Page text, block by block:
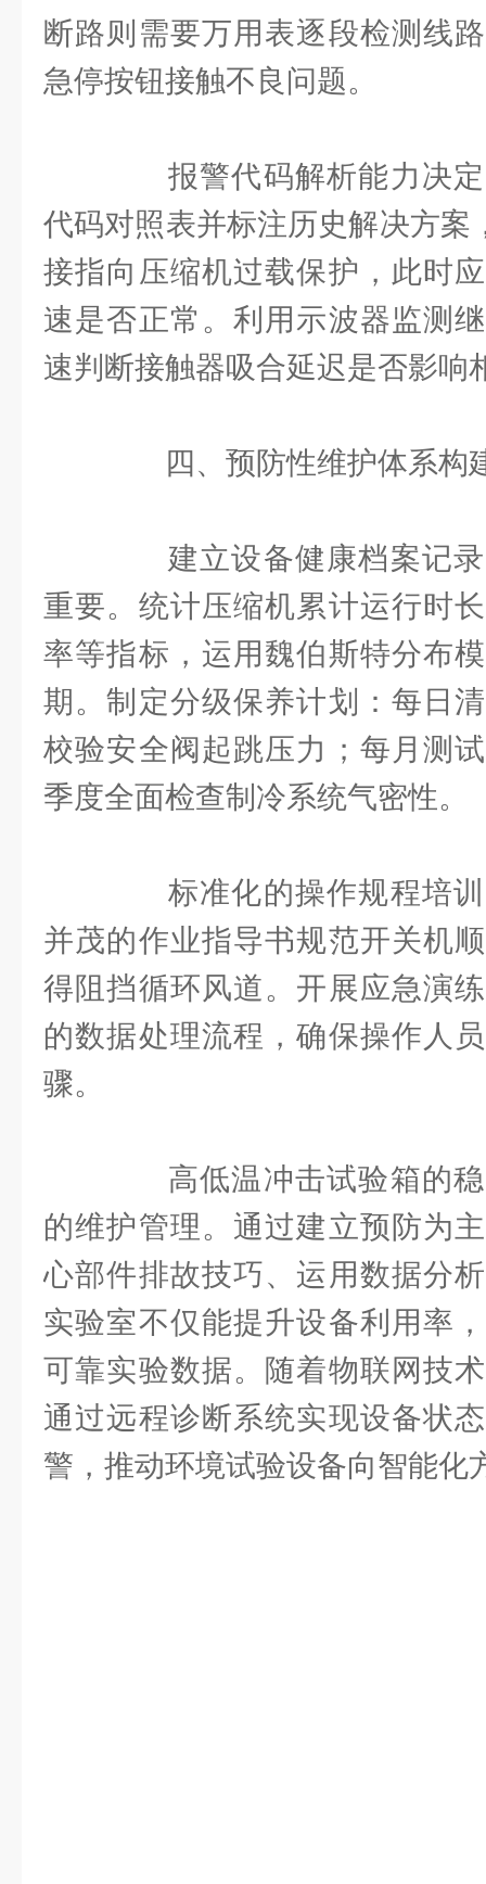
断路则需要万用表逐段检测线
急停按钮接触不良问题。
报警代码解析能力决定
代码对照表并标注历史解决方案
接指向压缩机过载保护，此时
速是否正常。利用示波器监测
速判断接触器吸合延迟是否影响
四、预防性维护体系构
建立设备健康档案记录
重要。统计压缩机累计运行时
率等指标，运用魏伯斯特分布
期。制定分级保养计划：每日
校验安全阀起跳压力；每月测
季度全面检查制冷系统气密性。
标准化的操作规程培训
并茂的作业指导书规范开关机
得阻挡循环风道。开展应急演
的数据处理流程，确保操作人
骤。
高低温冲击试验箱的稳
的维护管理。通过建立预防为
心部件排故技巧、运用数据分
实验室不仅能提升设备利用率
可靠实验数据。随着物联网技
通过远程诊断系统实现设备状
警，推动环境试验设备向智能化